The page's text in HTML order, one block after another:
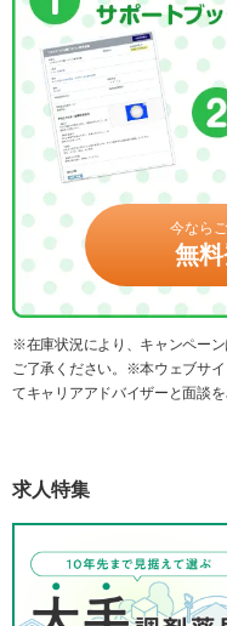
今なら
無
※在庫状況により、キャンペーン
ご了承ください。※本ウェブサ
てキャリアアドバイザーと面談
求人特集